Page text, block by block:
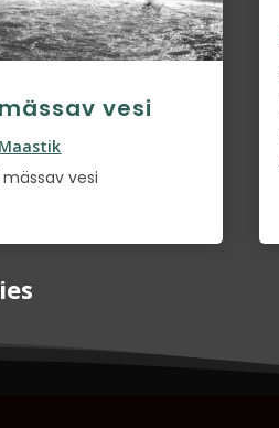
vesi
Maastik
vesi